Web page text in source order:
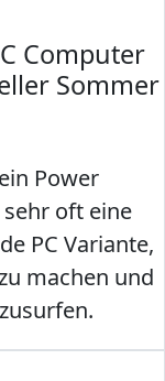
Computer
Sommer
Power
oft eine
PC Variante,
machen und